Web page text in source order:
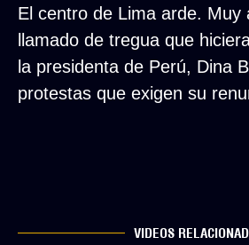
El centro de Lima arde. Muy
llamado de tregua que
la presidenta de Perú, Dina
protestas que exigen su
VIDEOS